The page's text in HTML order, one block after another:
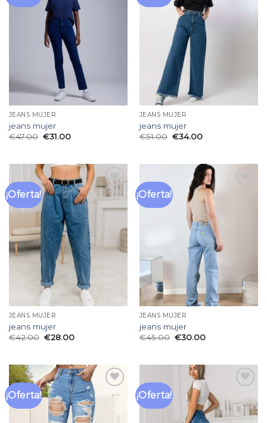
JEANS MUJER
jeans mujer
€47.00 €31.00
JEANS MUJER
jeans mujer
€51.00 €34.00
¡Oferta!
Añadir
lista
deseos
JEANS MUJER
jeans mujer
€42.00 €28.00
¡Oferta!
JEANS MUJER
jeans mujer
€45.00 €30.00
¡Oferta!
Añadir
¡Oferta!
a la
lista